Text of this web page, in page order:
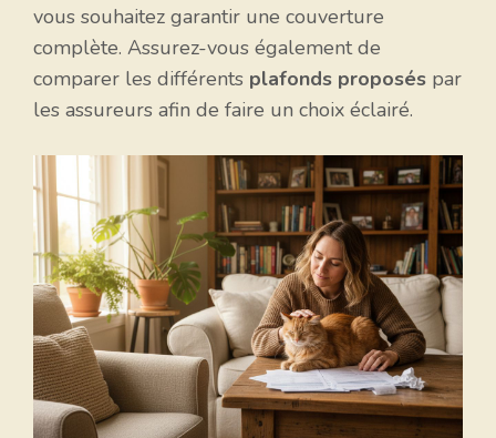
vous souhaitez garantir une couverture
complète. Assurez-vous également de
comparer les différents plafonds proposés par
les assureurs afin de faire un choix éclairé.